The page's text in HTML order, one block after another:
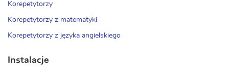
Korepetytorzy
Korepetytorzy z matematyki
Korepetytorzy z języka angielskiego
Instalacje